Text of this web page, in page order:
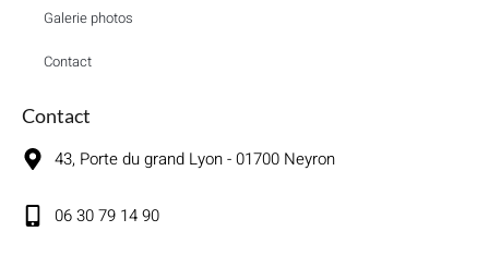
Galerie photos
Contact
Contact
43, Porte du grand Lyon - 01700 Neyron
06 30 79 14 90